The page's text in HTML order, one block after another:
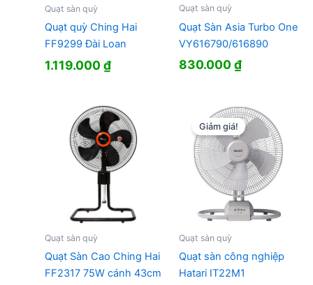
Quạt sàn quỳ
Quạt quỳ Ching Hai
FF9299 Đài Loan
1.119.000₫
Quạt sàn quỳ
Quạt Sàn Asia Turbo One
VY616790/616890
830.000₫
Quạt sàn quỳ
Quạt Sàn Cao Ching Hai
FF2317 75W cánh 43cm
Giảm giá!
Quạt sàn quỳ
Quạt sàn công nghiệp
Hatari IT22M1